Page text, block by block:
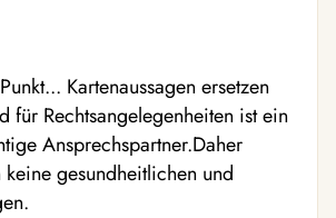
Kartenaussagen ersetzen
für Rechtsangelegenheiten ist ein
Ansprechspartner.Daher
gesundheitlichen und